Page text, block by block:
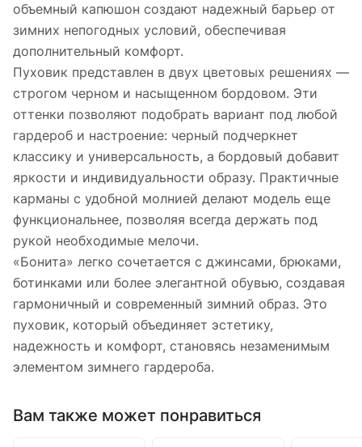
объемный капюшон создают надежный барьер от
зимних непогодных условий, обеспечивая
дополнительный комфорт.
Пуховик представлен в двух цветовых решениях —
строгом черном и насыщенном бордовом. Эти
оттенки позволяют подобрать вариант под любой
гардероб и настроение: черный подчеркнет
классику и универсальность, а бордовый добавит
яркости и индивидуальности образу. Практичные
карманы с удобной молнией делают модель еще
функциональнее, позволяя всегда держать под
рукой необходимые мелочи.
«Бонита» легко сочетается с джинсами, брюками,
ботинками или более элегантной обувью, создавая
гармоничный и современный зимний образ. Это
пуховик, который объединяет эстетику,
надежность и комфорт, становясь незаменимым
элементом зимнего гардероба.
Вам также может понравиться